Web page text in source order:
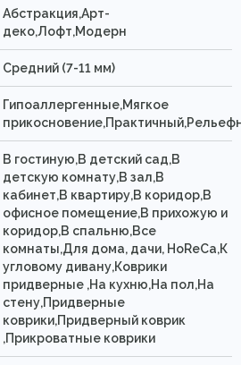
Абстракция,Арт-
деко,Лофт,Модерн
Средний (7-11 мм)
Гипоаллергенные,Мягкое
В гостиную,В детский сад,В
детскую комнату,В зал,В
кабинет,В квартиру,В коридор,В
офисное помещение,В прихожую и
коридор,В спальню,Все
комнаты,Для дома, дачи, HoReCa,К
угловому дивану,Коврики
придверные ,На кухню,На пол,На
стену,Придверные
коврики,Придверный коврик
,Прикроватные коврики